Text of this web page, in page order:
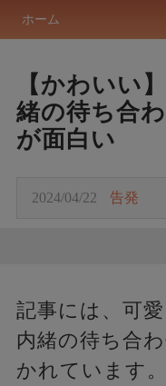
ホーム
【かわいい
緒の待ち合
が面白い
2024/04/22 告発
記事には、可
内緒の待ち合
かれています